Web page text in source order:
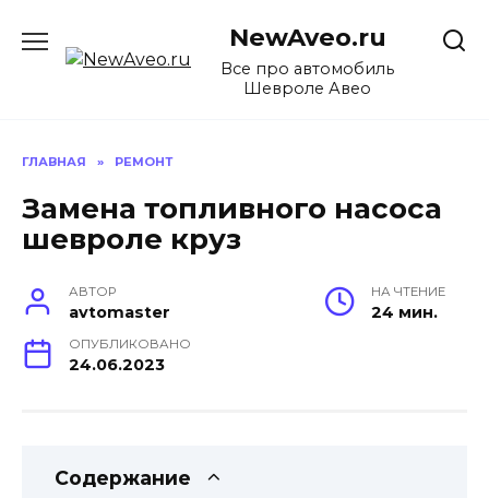
содержанию
NewAveo.ru
Все про автомобиль
Шевроле Авео
ГЛАВНАЯ » РЕМОНТ
Замена топливного насоса
шевроле круз
АВТОР
avtomaster
НА ЧТЕНИЕ
24 мин.
ОПУБЛИКОВАНО
24.06.2023
Содержание